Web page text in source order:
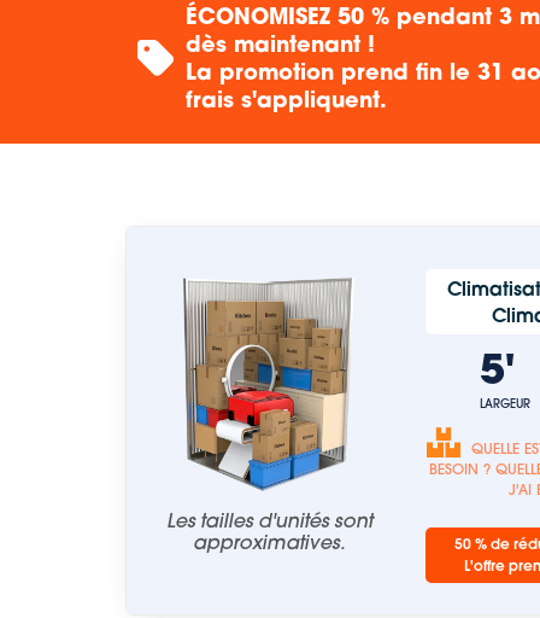
ÉCONOMISEZ 50 % pendant
dès maintenant !
La promotion prend fin le 31
frais s'appliquent.
Les tailles d'unités sont
approximatives.
5'
LARGEUR
QUELLE
BESOIN ?
J'AI
50 % de
L'offre